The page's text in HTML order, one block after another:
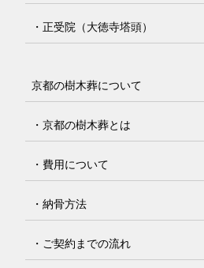
・正受院（大徳寺塔頭）
京都の樹木葬について
・京都の樹木葬とは
・費用について
・納骨方法
・ご契約までの流れ